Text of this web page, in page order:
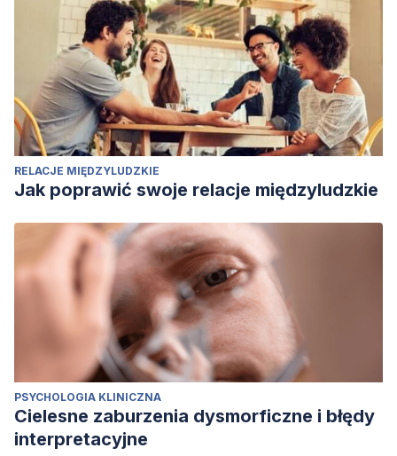
RELACJE MIĘDZYLUDZKIE
Jak poprawić swoje relacje międzyludzkie
PSYCHOLOGIA KLINICZNA
Cielesne zaburzenia dysmorficzne i błędy
interpretacyjne